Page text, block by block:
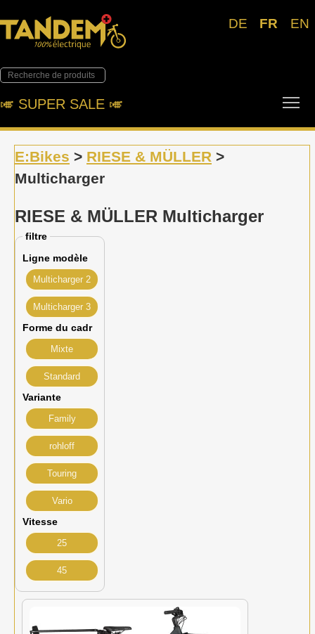
DE FR EN
🎺︎ SUPER SALE 🎺︎
E:Bikes > RIESE & MÜLLER >
Multicharger
RIESE & MÜLLER Multicharger
filtre
Ligne modèle
Multicharger 2
Multicharger 3
Forme du cadr
Mixte
Standard
Variante
Family
rohloff
Touring
Vario
Vitesse
25
45